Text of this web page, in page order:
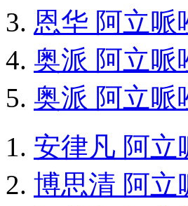
恩华 阿立哌
奥派 阿立哌
奥派 阿立哌
安律凡 阿立
博思清 阿立